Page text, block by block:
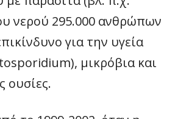
νερού 295.000 ανθρώπων
για την υγεία
μικρόβια και
ουσίες.